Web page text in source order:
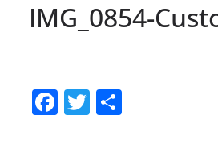
IMG_0854-
F T